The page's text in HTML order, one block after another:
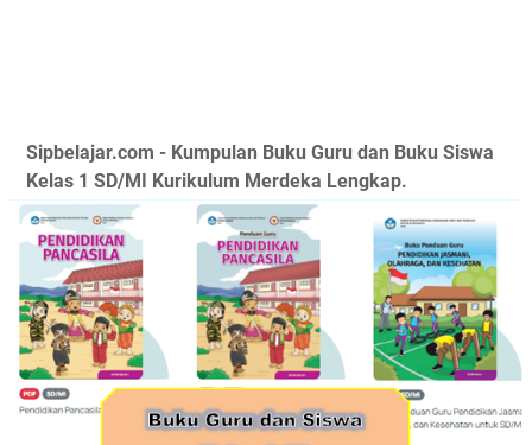
Sipbelajar.com - Kumpulan Buku Guru dan Buku Siswa
Kelas 1 SD/MI Kurikulum Merdeka Lengkap.